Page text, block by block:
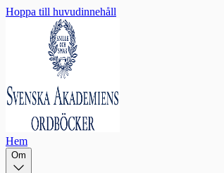
Hoppa till huvudinnehåll
Hem
Om